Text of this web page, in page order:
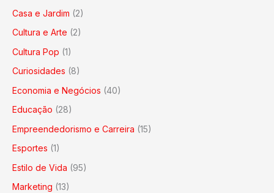
Casa e Jardim (2)
Cultura e Arte (2)
Cultura Pop (1)
Curiosidades (8)
Economia e Negócios (40)
Educação (28)
Empreendedorismo e Carreira (15)
Esportes (1)
Estilo de Vida (95)
Marketing (13)